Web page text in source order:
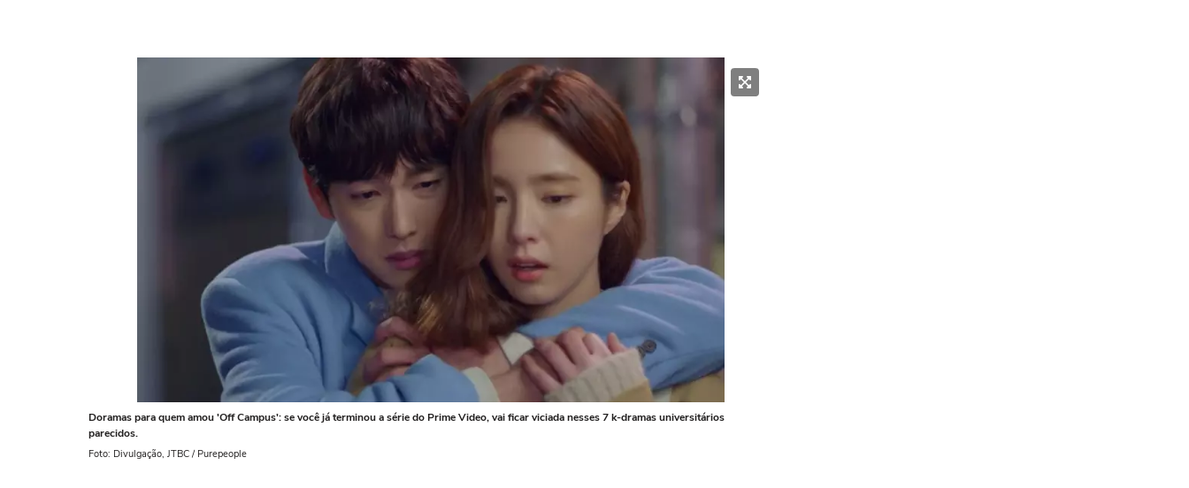
Doramas para quem amou 'Off Campus': se você já terminou a série do Prime Video, vai ficar viciada nesses 7 k-dramas universitários
parecidos.
Foto: Divulgação, JTBC / Purepeople